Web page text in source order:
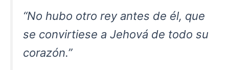
“No hubo otro rey antes de él, que
se convirtiese a Jehová de todo su
corazón.”